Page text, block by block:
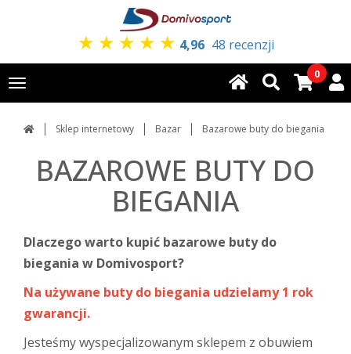
★ ★ ★ ★ ★ 4,96 48 recenzji
Toggle
navigation
0
Sklep internetowy Bazar Bazarowe buty do biegania
BAZAROWE BUTY DO
BIEGANIA
Dlaczego warto kupić bazarowe buty do
biegania w Domivosport?
Na używane buty do biegania udzielamy 1 rok
gwarancji.
Jesteśmy wyspecjalizowanym sklepem z obuwiem